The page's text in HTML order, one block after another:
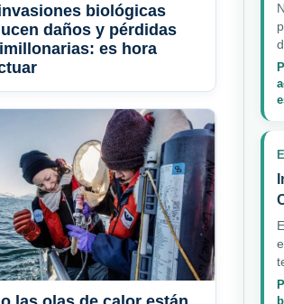
biológicas
daños y pérdidas
es hora